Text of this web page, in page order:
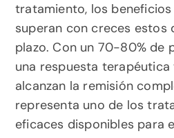
tratamiento, los
superan con creces estos
plazo. Con un 70-80% de
una respuesta
alcanzan la remisión
representa uno de los
eficaces disponibles para